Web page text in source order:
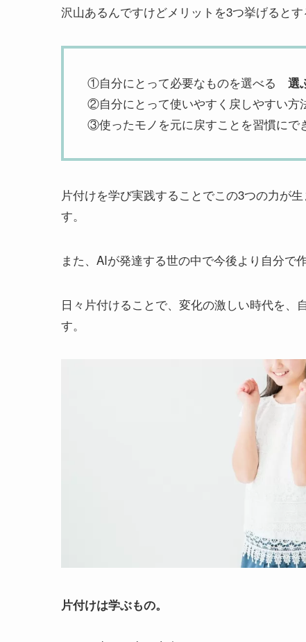
沢山あるんですけどメリットを3つ挙げるとす
①自分にとって必要なものを選べる 選
②自分にとって使いやすく戻しやすい方
③使ったモノを元に戻すことを習慣にで
片付けを学び実践することでこの3つの力が
す。
また、AIが発達する世の中で今後より自分で
日々片付けることで、変化の激しい時代を、
す。
片付けは学ぶもの。